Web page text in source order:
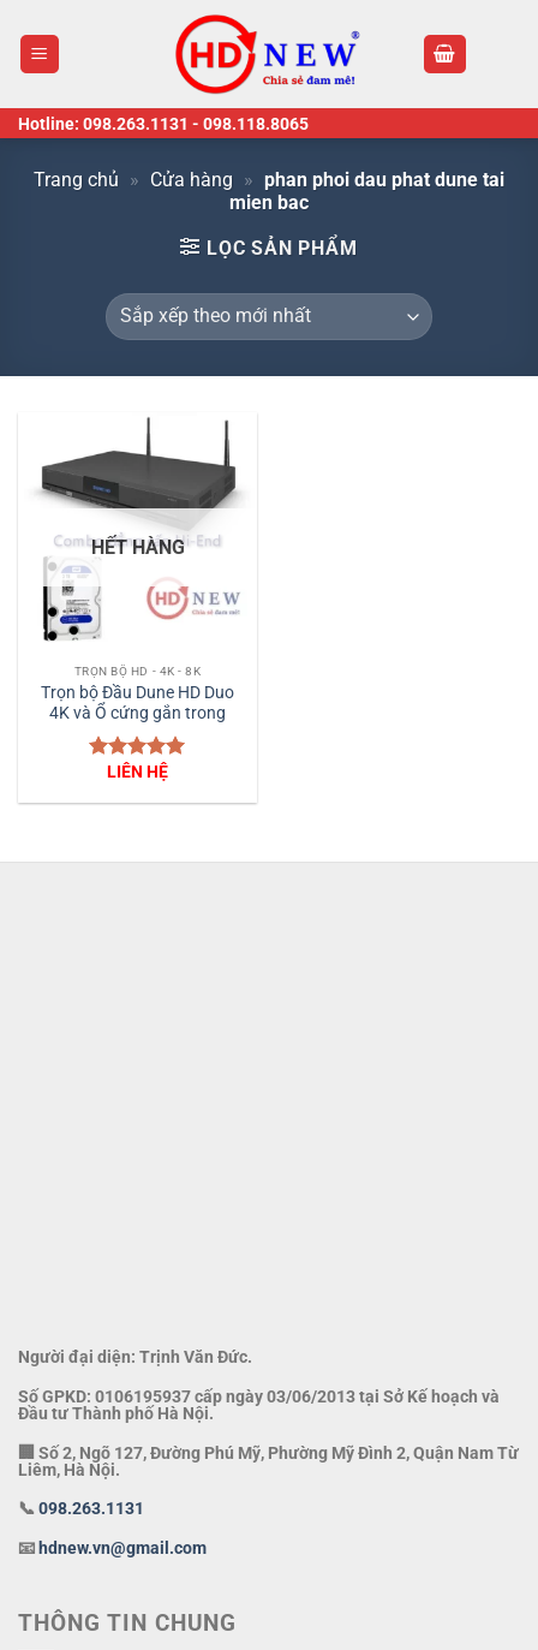
content
Hotline: 098.263.1131 - 098.118.8065
Trang chủ » Cửa hàng » phan phoi dau phat dune tai
mien bac
LỌC SẢN PHẨM
HẾT HÀNG
TRỌN BỘ HD - 4K - 8K
Trọn bộ Đầu Dune HD Duo
4K và Ổ cứng gắn trong
Được xếp
LIÊN HỆ
Người đại diện: Trịnh Văn Đức.
Số GPKD: 0106195937 cấp ngày 03/06/2013 tại Sở Kế hoạch và
Đầu tư Thành phố Hà Nội.
🏢 Số 2, Ngõ 127, Đường Phú Mỹ, Phường Mỹ Đình 2, Quận Nam Từ
Liêm, Hà Nội.
📞 098.263.1131
📧 hdnew.vn@gmail.com
THÔNG TIN CHUNG